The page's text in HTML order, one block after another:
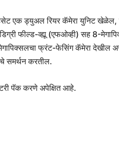
एक ड्युअल रियर कॅमेरा युनिट खेळेल,
फील्ड-व्ह्यू (एफओव्ही) सह 8-
फ्रंट-फेसिंग कॅमेरा देखील
समर्थन करतील.
पॅक करणे अपेक्षित आहे.